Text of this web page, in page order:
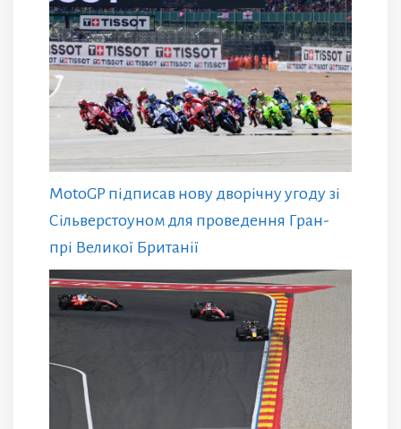
MotoGP підписав нову дворічну угоду зі
Сільверстоуном для проведення Гран-
прі Великої Британії